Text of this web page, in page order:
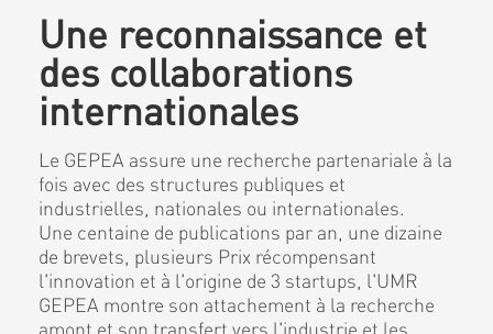
Une reconnaissance et
des collaborations
internationales
Le GEPEA assure une recherche partenariale à la
fois avec des structures publiques et
industrielles, nationales ou internationales.
Une centaine de publications par an, une dizaine
de brevets, plusieurs Prix récompensant
l'innovation et à l'origine de 3 startups, l'UMR
GEPEA montre son attachement à la recherche
amont et son transfert vers l'industrie et les